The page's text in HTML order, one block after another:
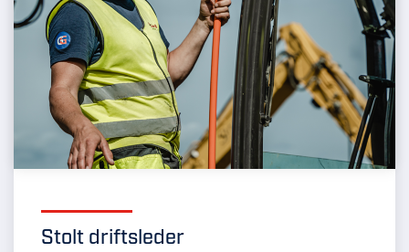
Stolt driftsleder